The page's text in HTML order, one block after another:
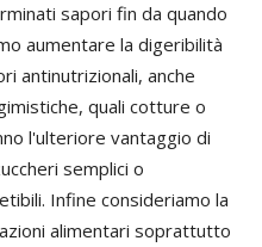
sapori fin da quando
aumentare la digeribilità
antinutrizionali, anche
quali cotture o
l'ulteriore vantaggio di
semplici o
Infine consideriamo la
alimentari soprattutto